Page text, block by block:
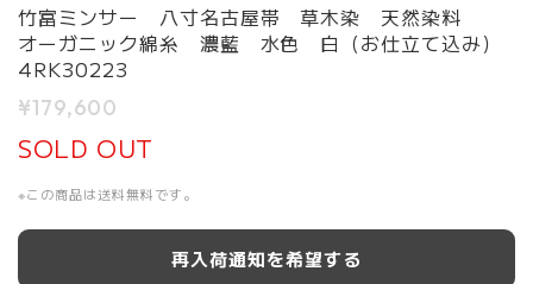
竹富ミンサー 八寸名古屋帯 草木染 天然染料
オーガニック綿糸 濃藍 水色 白（お仕立て込み）
4RK30223
¥179,600
SOLD OUT
※この商品は送料無料です。
再入荷通知を希望する